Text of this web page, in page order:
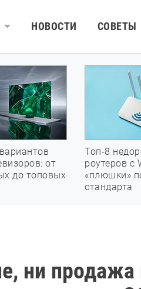
НОВОСТИ СОВЕТЫ
от
до топовых
Топ-8
роутеров с
«плюшки»
стандарта
ни продажа